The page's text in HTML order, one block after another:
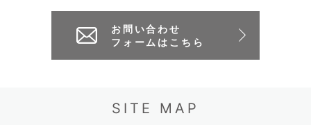
お問い合わせ
フォームはこちら
SITE MAP